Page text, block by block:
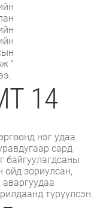
"
14
нэг удаа
сард
байгуулагдсаны
ойд зориулсан,
түрүүлсэн.